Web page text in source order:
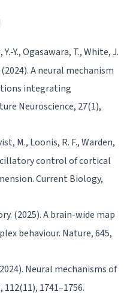
Y., Ogasawara, T., White, J.
A neural mechanism
integrating
Neuroscience, 27(1),
M., Loonis, R. F., Warden,
control of cortical
Current Biology,
(2025). A brain-wide map
behaviour. Nature, 645,
Neural mechanisms of
1741–1756.